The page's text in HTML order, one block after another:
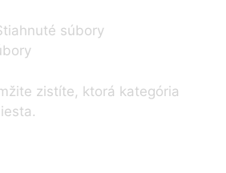
súbory
zistíte, ktorá kategória